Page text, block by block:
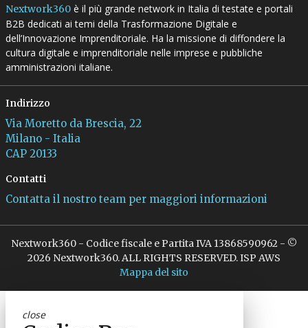
Nextwork360è il più grande network in Italia di testate e portali
B2B dedicati ai temi della Trasformazione Digitale e
dell’Innovazione Imprenditoriale. Ha la missione di diffondere la
cultura digitale e imprenditoriale nelle imprese e pubbliche
amministrazioni italiane.
Indirizzo
Via Moretto da Brescia, 22
Milano - Italia
CAP 20133
Contatti
Contatta il nostro team per maggiori informazioni
Nextwork360 - Codice fiscale e Partita IVA 13868590962 - ©
2026 Nextwork360. ALL RIGHTS RESERVED. ISP AWS
Mappa del sito
close